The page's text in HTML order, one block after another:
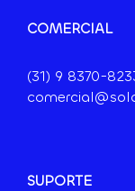
COMERCIAL
(31) 9 8370-
SUPORTE